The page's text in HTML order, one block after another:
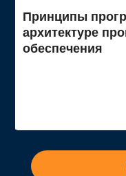
Принципы
архитектуре
обеспечения